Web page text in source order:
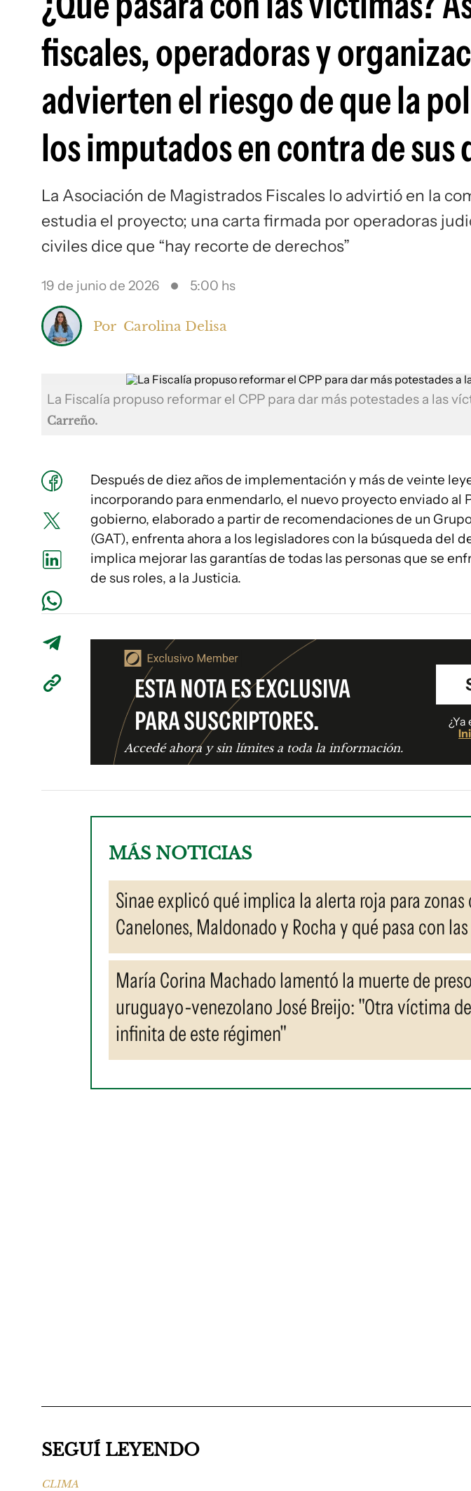
fiscales, operadoras y
advierten el riesgo de que la
los imputados en contra de
La Asociación de Magistrados Fiscales lo advirtió en la
estudia el proyecto; una carta firmada por operadoras
civiles dice que “hay recorte de derechos”
19 de junio de 2026 5:00 hs
Por Carolina Delisa
La Fiscalía propuso reformar el CPP para dar más potestades a las
Carreño.
Después de diez años de implementación y más de veinte
incorporando para enmendarlo, el nuevo proyecto enviado al
gobierno, elaborado a partir de recomendaciones de un
(GAT), enfrenta ahora a los legisladores con la búsqueda del
implica mejorar las garantías de todas las personas que se
de sus roles, a la Justicia.
ESTA NOTA ES EXCLUSIVA
PARA SUSCRIPTORES.
Accedé ahora y sin límites a toda la información.
MÁS NOTICIAS
Sinae explicó qué implica la alerta roja para zonas
Canelones, Maldonado y Rocha y qué pasa con
María Corina Machado lamentó la muerte de
uruguayo-venezolano José Breijo: "Otra víctima
infinita de este régimen"
SEGUÍ LEYENDO
CLIMA